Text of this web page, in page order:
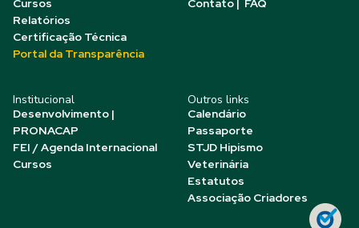
Cursos
Relatórios
Certificação Técnica
Portal da Transparência
Contato | FAQ
Institucional
Desenvolvimento |
PRONACAP
FEI / Agenda Internacional
Cursos
Outros links
Calendário
Passaporte
STJD Hipismo
Veterinária
Estatutos
Associação Criadores